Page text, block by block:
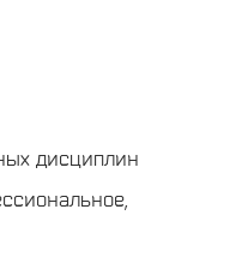
дисциплин